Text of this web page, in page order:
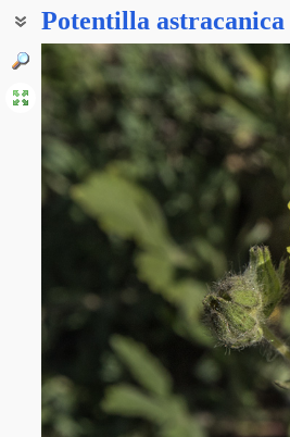
Potentilla astracanica
Лапчатка Борнмюллера
Лапчатка мягковолосистая